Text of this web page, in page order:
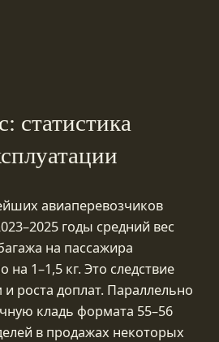
статистика
авиаперевозчиков
годы средний вес
на пассажира
на 1–1,5 кг. Это следствие
роста доплат. Параллельно
кладь формата 55–56
в продажах некоторых